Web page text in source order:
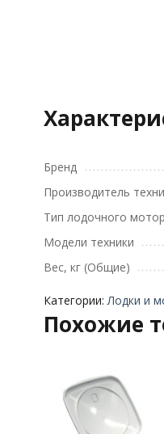
Бренд
Производитель
Тип лодочного
Модели техники
Вес, кг (Общие)
Категории:Лодки и
Похожие